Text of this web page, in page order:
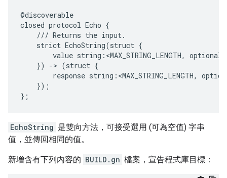
@discoverable
closed protocol Echo {
/// Returns the input.
strict EchoString(struct {
value string : <MAX_STRING_LENGTH, optional
})
-> (struct {
response string : <MAX_STRING_LENGTH,
});
};
EchoString 是雙向方法，可接受選用 (可為空值) 字串
值，並傳回相同的值。
新增含有下列內容的 BUILD.gn 檔案，宣告程式庫目標：